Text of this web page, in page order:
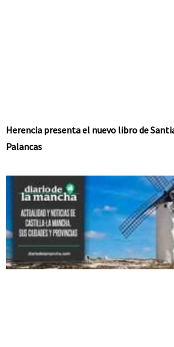
Herencia presenta el nuevo libro de
Palancas